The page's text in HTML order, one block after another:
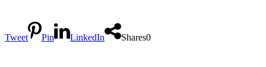
Tweet Pin LinkedIn Shares0